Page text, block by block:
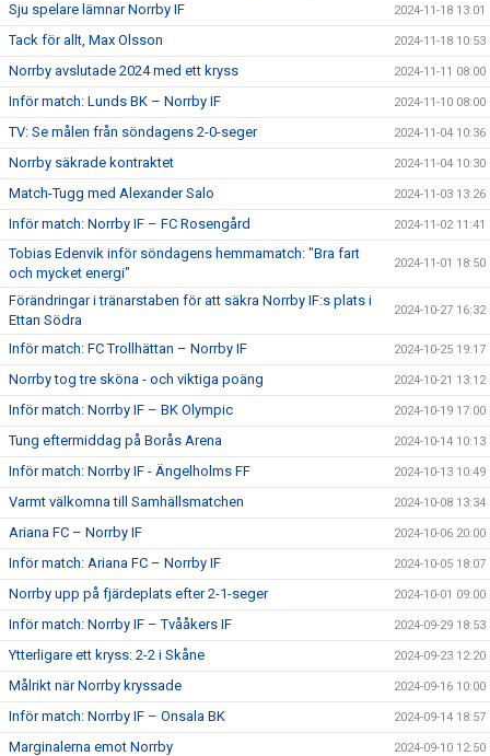
Sju spelare lämnar Norrby IF 2024-11-18 13:01
Tack för allt, Max Olsson 2024-11-18 10:53
Norrby avslutade 2024 med ett kryss 2024-11-11 08:00
Inför match: Lunds BK – Norrby IF 2024-11-10 08:00
TV: Se målen från söndagens 2-0-seger 2024-11-04 10:36
Norrby säkrade kontraktet 2024-11-04 10:30
Match-Tugg med Alexander Salo 2024-11-03 13:26
Inför match: Norrby IF – FC Rosengård 2024-11-02 11:41
Tobias Edenvik inför söndagens hemmamatch: "Bra fart
och mycket energi"
2024-11-01 18:50
Förändringar i tränarstaben för att säkra Norrby IF:s plats i
Ettan Södra
2024-10-27 16:32
Inför match: FC Trollhättan – Norrby IF 2024-10-25 19:17
Norrby tog tre sköna - och viktiga poäng 2024-10-21 13:12
Inför match: Norrby IF – BK Olympic 2024-10-19 17:00
Tung eftermiddag på Borås Arena 2024-10-14 10:13
Inför match: Norrby IF - Ängelholms FF 2024-10-13 10:49
Varmt välkomna till Samhällsmatchen 2024-10-08 13:34
Ariana FC – Norrby IF 2024-10-06 20:00
Inför match: Ariana FC – Norrby IF 2024-10-05 18:07
Norrby upp på fjärdeplats efter 2-1-seger 2024-10-01 09:00
Inför match: Norrby IF – Tvååkers IF 2024-09-29 18:53
Ytterligare ett kryss: 2-2 i Skåne 2024-09-23 12:20
Målrikt när Norrby kryssade 2024-09-16 10:00
Inför match: Norrby IF – Onsala BK 2024-09-14 18:57
Marginalerna emot Norrby 2024-09-10 12:50